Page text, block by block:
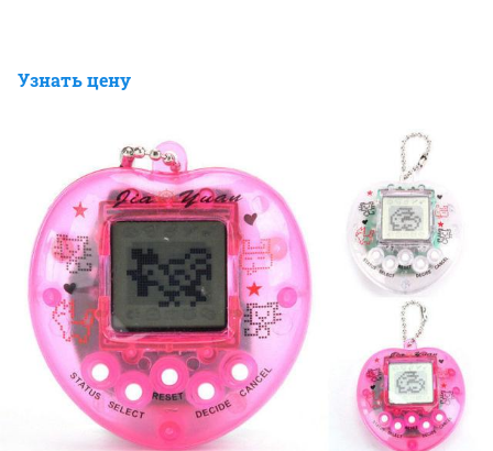
Узнать цену